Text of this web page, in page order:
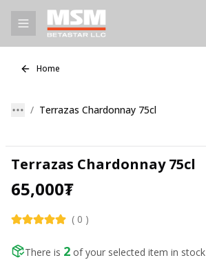
Home
Terrazas Chardonnay 75cl
Terrazas Chardonnay 75cl
65,000₮
( 0 )
There is 2 of your selected item in stock